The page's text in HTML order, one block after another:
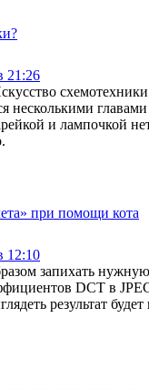
21:26
несколькими
и лампочкой
при помощи кота
12:10
запихать
DCT в
результат